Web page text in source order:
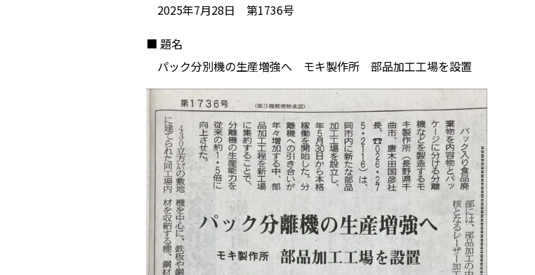
2025年7月28日 第1736号
■ 題名
パック分別機の生産増強へ モキ製作所 部品加工工場を設置